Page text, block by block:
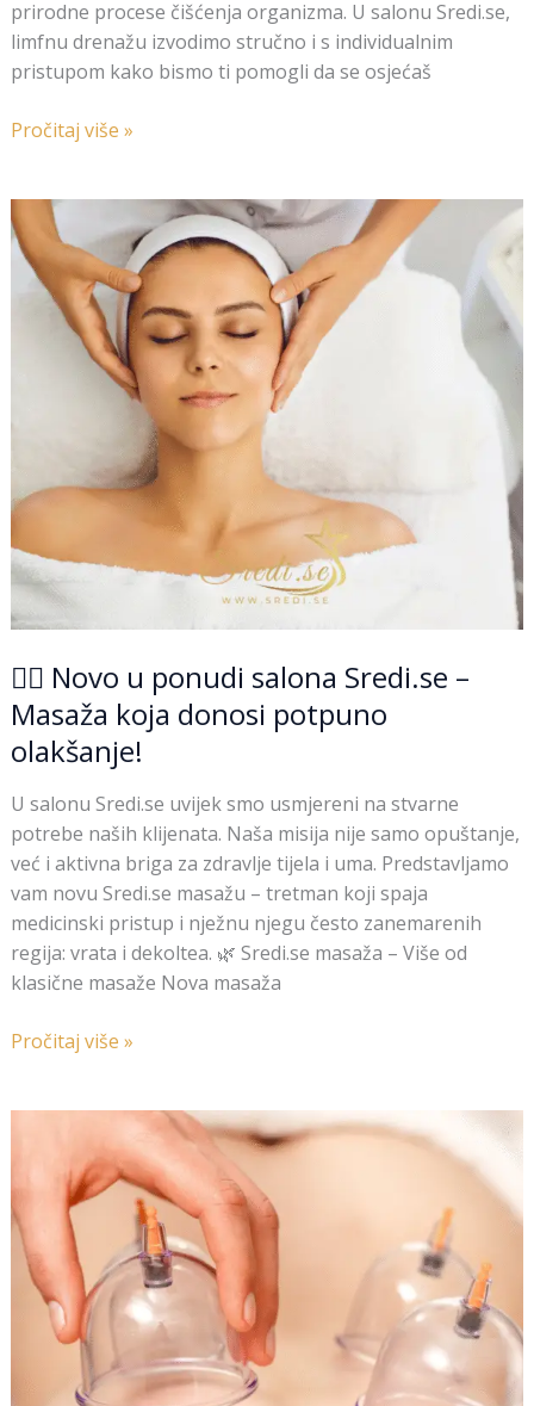
prirodne procese čišćenja organizma. U salonu Sredi.se,
limfnu drenažu izvodimo stručno i s individualnim
pristupom kako bismo ti pomogli da se osjećaš
Pročitaj više »
💆‍♀️ Novo u ponudi salona Sredi.se –
Masaža koja donosi potpuno
olakšanje!
U salonu Sredi.se uvijek smo usmjereni na stvarne
potrebe naših klijenata. Naša misija nije samo opuštanje,
već i aktivna briga za zdravlje tijela i uma. Predstavljamo
vam novu Sredi.se masažu – tretman koji spaja
medicinski pristup i nježnu njegu često zanemarenih
regija: vrata i dekoltea. 🌿 Sredi.se masaža – Više od
klasične masaže Nova masaža
Novo
ponudi
salona
donosi
potpuno
olakšanje!
Pročitaj više »
je
cupping
zašto
biste
isprobati?